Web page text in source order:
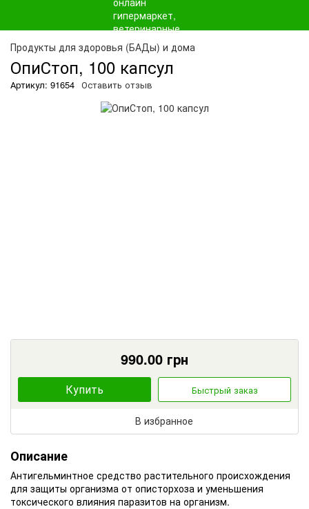
Продукты для здоровья (БАДы) и дома
ОпиСтоп, 100 капсул
Артикул: 91654 Оставить отзыв
990.00 грн
Купить Быстрый заказ
В избранное
Описание
Антигельминтное средство растительного происхождения
для защиты организма от описторхоза и уменьшения
токсического влияния паразитов на организм.